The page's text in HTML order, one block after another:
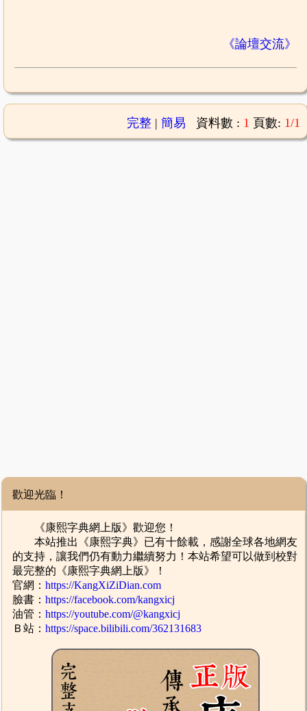
《論壇交流》
完整| 簡易 資料數 : 1 頁數: 1/1
歡迎光臨！
《康熙字典網上版》歡迎您！
本站推出《康熙字典》已有十餘載，感謝全球各地網友
的支持，讓我們仍有動力繼續努力！本站希望可以做到校對
最完整的《康熙字典網上版》！
官網：https://KangXiZiDian.com
臉書：https://facebook.com/kangxicj
油管：https://youtube.com/@kangxicj
Ｂ站：https://space.bilibili.com/362131683